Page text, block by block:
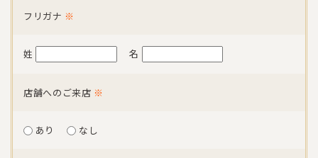
フリガナ ※
姓 名
店舗へのご来店 ※
あり なし